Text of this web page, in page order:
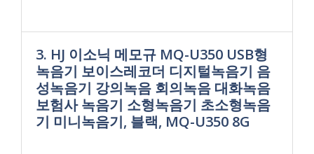
3. HJ 이소닉 메모규 MQ-U350 USB형
녹음기 보이스레코더 디지털녹음기 음
성녹음기 강의녹음 회의녹음 대화녹음
보험사 녹음기 소형녹음기 초소형녹음
기 미니녹음기, 블랙, MQ-U350 8G